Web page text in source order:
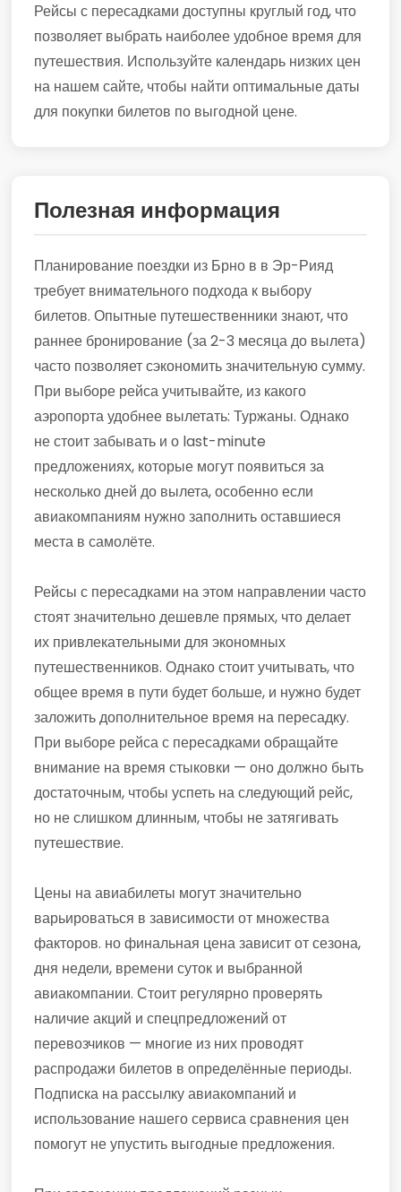
Рейсы с пересадками доступны круглый год, что
позволяет выбрать наиболее удобное время для
путешествия. Используйте календарь низких цен
на нашем сайте, чтобы найти оптимальные даты
для покупки билетов по выгодной цене.
Полезная информация
Планирование поездки из Брно в в Эр-Рияд
требует внимательного подхода к выбору
билетов. Опытные путешественники знают, что
раннее бронирование (за 2-3 месяца до вылета)
часто позволяет сэкономить значительную сумму.
При выборе рейса учитывайте, из какого
аэропорта удобнее вылетать: Туржаны. Однако
не стоит забывать и о last-minute
предложениях, которые могут появиться за
несколько дней до вылета, особенно если
авиакомпаниям нужно заполнить оставшиеся
места в самолёте.
Рейсы с пересадками на этом направлении часто
стоят значительно дешевле прямых, что делает
их привлекательными для экономных
путешественников. Однако стоит учитывать, что
общее время в пути будет больше, и нужно будет
заложить дополнительное время на пересадку.
При выборе рейса с пересадками обращайте
внимание на время стыковки — оно должно быть
достаточным, чтобы успеть на следующий рейс,
но не слишком длинным, чтобы не затягивать
путешествие.
Цены на авиабилеты могут значительно
варьироваться в зависимости от множества
факторов. но финальная цена зависит от сезона,
дня недели, времени суток и выбранной
авиакомпании. Стоит регулярно проверять
наличие акций и спецпредложений от
перевозчиков — многие из них проводят
распродажи билетов в определённые периоды.
Подписка на рассылку авиакомпаний и
использование нашего сервиса сравнения цен
помогут не упустить выгодные предложения.